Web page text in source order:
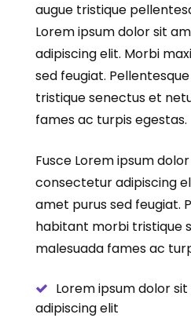
augue tristique
Lorem ipsum dolor sit
adipiscing elit. Morbi
sed feugiat.
tristique senectus et
fames ac turpis egestas.
Fusce Lorem ipsum
consectetur adipiscing
amet purus sed feugiat.
habitant morbi tristique
malesuada fames ac
Lorem ipsum dolor
adipiscing elit